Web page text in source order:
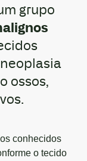
grupo
ossos,
conhecidos
o tecido